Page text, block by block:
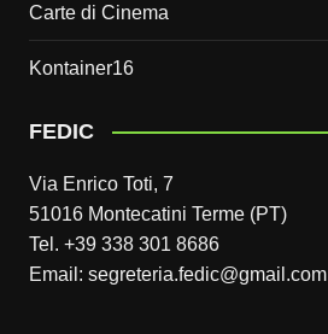
Carte di Cinema
Kontainer16
FEDIC
Via Enrico Toti, 7
51016 Montecatini Terme (PT)
Tel. +39 338 301 8686
Email: segreteria.fedic@gmail.com